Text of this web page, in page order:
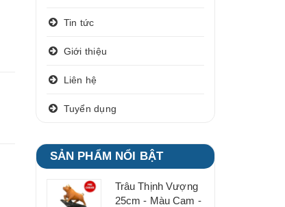
Tin tức
Giới thiệu
Liên hệ
Tuyển dụng
SẢN PHẨM NỔI BẬT
Trâu Thịnh Vượng
25cm - Màu Cam -